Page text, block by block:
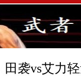
袭vs艾力